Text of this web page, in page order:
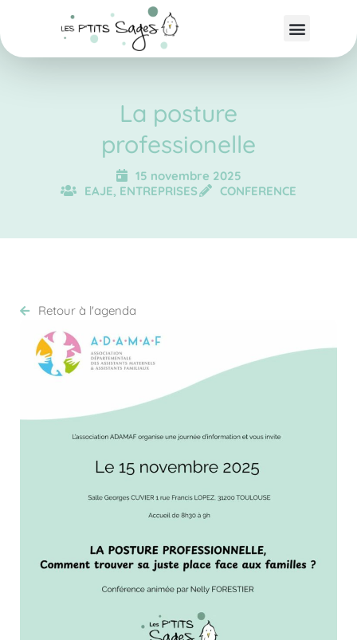
La posture
professionelle
15 novembre 2025
EAJE, ENTREPRISES
CONFERENCE
Retour à l'agenda